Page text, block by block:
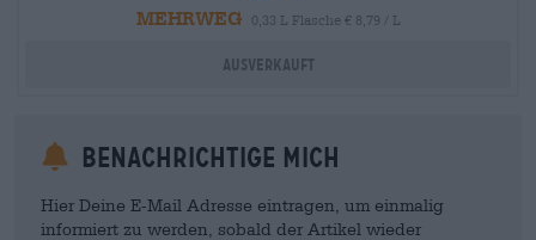
MEHRWEG
0,33 L Flasche € 8,79 / L
Ausverkauft
Benachrichtige mich
Hier Deine E-Mail Adresse eintragen, um einmalig
informiert zu werden, sobald der Artikel wieder